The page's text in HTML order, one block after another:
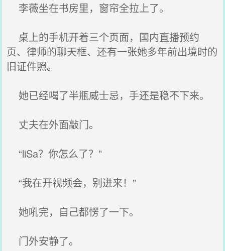
李薇坐在书房里，窗帘全拉上了。
桌上的手机开着三个页面，国内直播预约
页、律师的聊天框、还有一张她多年前出境时的
旧证件照。
她已经喝了半瓶威士忌，手还是稳不下来。
丈夫在外面敲门。
“liSa？你怎么了？”
“我在开视频会，别进来！”
她吼完，自己都愣了一下。
门外安静了。